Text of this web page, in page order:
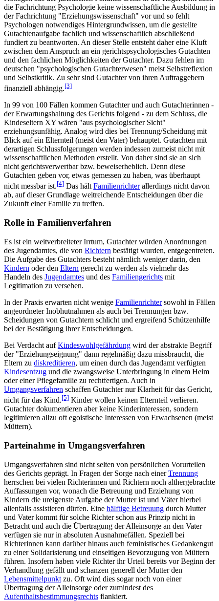
die Fachrichtung Psychologie keine wissenschaftliche Ausbildung in
der Fachrichtung "Erziehungswissenschaft" vor und so fehlt
Psychologen notwendiges Hintergrundwissen, um die gestellte
Gutachtenaufgabe fachlich und wissenschaftlich abschließend
fundiert zu beantworten. An dieser Stelle entsteht daher eine Kluft
zwischen dem Anspruch an ein gerichtspsychologisches Gutachten
und den fachlichen Möglichkeiten der Gutachter. Dazu fehlen im
deutschen "psychologischen Gutachterwesen" meist Selbstreflexion
und Selbstkritik. Zu sehr sind Gutachter von ihren Auftraggebern
finanziell abhängig.[3]
In 99 von 100 Fällen kommen Gutachter und auch Gutachterinnen -
der Erwartungshaltung des Gerichts folgend - zu dem Schluss, die
Kindeseltern XY wären "aus psychologischer Sicht"
erziehungsunfähig. Analog wird dies bei Trennung/Scheidung mit
Blick auf ein Elternteil (meist den Vater) behauptet. Gutachten mit
derartigen Schlussfolgerungen werden indessen zumeist nicht mit
wissenschaftlichen Methoden erstellt. Von daher sind sie an sich
nicht gerichtsverwertbar bzw. beweiserheblich. Denn diese
Gutachten geben vor, etwas gemessen zu haben, was überhaupt
nicht messbar ist.[4] Das hält Familienrichterallerdings nicht davon
ab, auf dieser Grundlage weitreichende Entscheidungen über die
Zukunft einer Familie zu treffen.
Rolle in Familienverfahren
Es ist ein weitverbreiteter Irrtum, Gutachter würden Anordnungen
des Jugendamtes, die von Richtern bestätigt wurden, entgegentreten.
Die Aufgabe des Gutachters besteht nämlich weniger darin, den
Kindern oder den Eltern gerecht zu werden als vielmehr das
Handeln des Jugendamtes und des Familiengerichts mit
Legitimation zu versehen.
In der Praxis erwarten nicht wenige Familienrichtersowohl in Fällen
angeordneter Inobhutnahmen als auch bei Trennungen bzw.
Scheidungen von Gutachtern schlicht und ergreifend Schützenhilfe
bei der Bestätigung ihrer Entscheidungen.
Bei Verdacht aufKindeswohlgefährdung wird der abstrakte Begriff
der "Erziehungseignung" dann regelmäßig dazu missbraucht, die
Eltern zu diskreditieren, um einen durch das Jugendamt verfügten
Kindesentzug und die zwangsweise Unterbringung in einem Heim
oder einer Pflegefamilie zu rechtfertigen. Auch in
Umgangsverfahren schaffen Gutachter nur Klarheit für das Gericht,
nicht für das Kind.[5] Kinder wollen keinen Elternteil verlieren.
Gutachter dokumentieren aber keine Kinder­interessen, sondern
legitimieren allzu oft egoistische Interessen von Erwachsenen (meist
Müttern).
Parteinahme in Umgangsverfahren
Umgangsverfahren sind nicht selten von persönlichen Vorurteilen
des Gerichts geprägt. In Fragen der Sorge nach einerTrennung
herrschen bei vielen Richterinnen und Richtern noch althergebrachte
Auffassungen vor, wonach die Betreuung und Erziehung von
Kindern die ureigenste Aufgabe der Mutter ist und Väter hierbei
allenfalls assistieren dürfen. Eine hälftige Betreuung durch Mutter
und Vater kommt für solche Richter schon aus Prinzip nicht in
Betracht und auch die Übertragung der Alleinsorge an den Vater
verfügen sie nur in absoluten Ausnahmefällen. Speziell bei
Richterinnen kann darüber hinaus auch feministisches Gedankengut
zu einer Solidarisierung und einseitigen Bevorzugung von Müttern
führen. Insofern haben viele Richter ihr Urteil bereits vor Beginn der
Verhandlung gefällt und schanzen generell der Mutter den
Lebensmittelpunkt zu. Oft wird dies sogar noch von einer
Übertragung der Alleinsorge oder zumindest des
Aufenthaltsbestimmungsrechts flankiert.